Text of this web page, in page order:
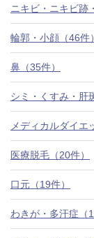
料金一覧
施術症例
初めての方へ
お悩みで探す
ニキビ・ニキビ跡
輪郭・小顔（46件）
鼻（35件）
シミ・くすみ・肝
メディカルダイエ
医療脱毛（20件）
口元（19件）
わきが・多汗症（